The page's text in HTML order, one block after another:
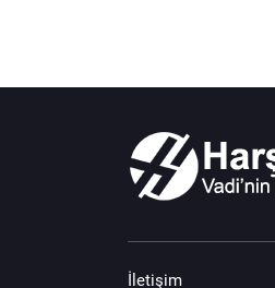
İletişim